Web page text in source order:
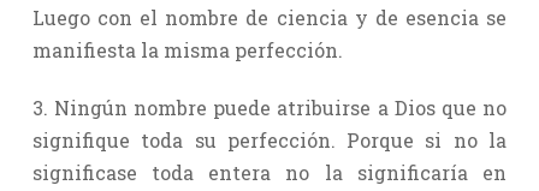
Luego con el nombre de ciencia y de esencia se
manifiesta la misma perfección.
3. Ningún nombre puede atribuirse a Dios que no
signifique toda su perfección. Porque si no la
significase toda entera no la significaría en